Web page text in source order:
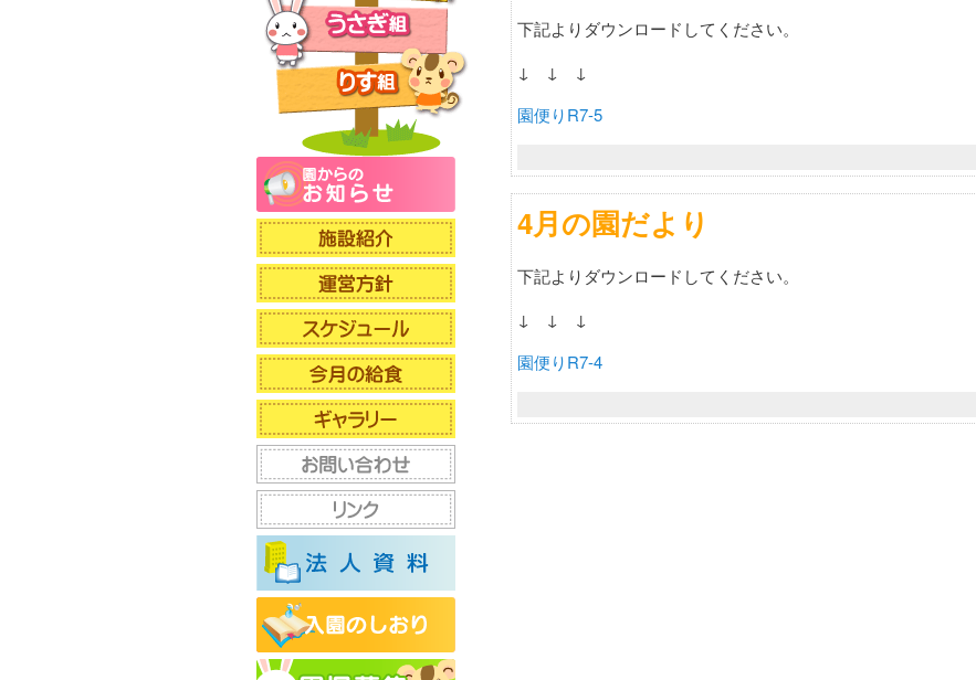
下記よりダウンロードしてください。
↓ ↓ ↓
園便りR7-5
4月の園だより
下記よりダウンロードしてください。
↓ ↓ ↓
園便りR7-4